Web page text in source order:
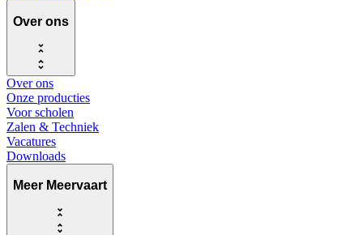
Over ons
Over ons
Onze producties
Voor scholen
Zalen & Techniek
Vacatures
Downloads
Meer Meervaart